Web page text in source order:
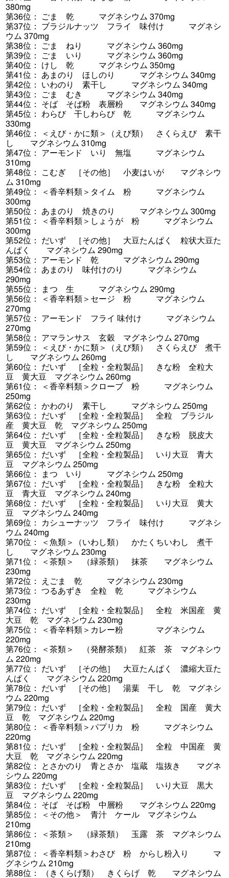
380mg
第36位： ごま 乾 マグネシウム 370mg
第37位： ブラジルナッツ フライ 味付け マグネシ
ウム 370mg
第38位： ごま ねり マグネシウム 360mg
第39位： ごま いり マグネシウム 360mg
第40位： けし 乾 マグネシウム 350mg
第41位： あまのり ほしのり マグネシウム 340mg
第42位： いわのり 素干し マグネシウム 340mg
第43位： ごま むき マグネシウム 340mg
第44位： そば そば粉 表層粉 マグネシウム 340mg
第45位： わらび 干しわらび 乾 マグネシウム
330mg
第46位： ＜えび・かに類＞（えび類） さくらえび 素干
し マグネシウム 310mg
第47位： アーモンド いり 無塩 マグネシウム
310mg
第48位： こむぎ ［その他］ 小麦はいが マグネシウ
ム 310mg
第49位： ＜香辛料類＞タイム 粉 マグネシウム
300mg
第50位： あまのり 焼きのり マグネシウム 300mg
第51位： ＜香辛料類＞しょうが 粉 マグネシウム
300mg
第52位： だいず ［その他］ 大豆たんぱく 粒状大豆た
んぱく マグネシウム 290mg
第53位： アーモンド 乾 マグネシウム 290mg
第54位： あまのり 味付けのり マグネシウム
290mg
第55位： まつ 生 マグネシウム 290mg
第56位： ＜香辛料類＞セージ 粉 マグネシウム
270mg
第57位： アーモンド フライ 味付け マグネシウム
270mg
第58位： アマランサス 玄穀 マグネシウム 270mg
第59位： ＜えび・かに類＞（えび類） さくらえび 煮干
し マグネシウム 260mg
第60位： だいず ［全粒・全粒製品］ きな粉 全粒大
豆 黄大豆 マグネシウム 260mg
第61位： ＜香辛料類＞クローブ 粉 マグネシウム
250mg
第62位： かわのり 素干し マグネシウム 250mg
第63位： だいず ［全粒・全粒製品］ 全粒 ブラジル
産 黄大豆 乾 マグネシウム 250mg
第64位： だいず ［全粒・全粒製品］ きな粉 脱皮大
豆 黄大豆 マグネシウム 250mg
第65位： だいず ［全粒・全粒製品］ いり大豆 青大
豆 マグネシウム 250mg
第66位： まつ いり マグネシウム 250mg
第67位： だいず ［全粒・全粒製品］ きな粉 全粒大
豆 青大豆 マグネシウム 240mg
第68位： だいず ［全粒・全粒製品］ いり大豆 黄大
豆 マグネシウム 240mg
第69位： カシューナッツ フライ 味付け マグネシ
ウム 240mg
第70位： ＜魚類＞（いわし類） かたくちいわし 煮干
し マグネシウム 230mg
第71位： ＜茶類＞ （緑茶類） 抹茶 マグネシウム
230mg
第72位： えごま 乾 マグネシウム 230mg
第73位： つるあずき 全粒 乾 マグネシウム
230mg
第74位： だいず ［全粒・全粒製品］ 全粒 米国産 黄
大豆 乾 マグネシウム 230mg
第75位： ＜香辛料類＞カレー粉 マグネシウム
220mg
第76位： ＜茶類＞ （発酵茶類） 紅茶 茶 マグネシウ
ム 220mg
第77位： だいず ［その他］ 大豆たんぱく 濃縮大豆た
んぱく マグネシウム 220mg
第78位： だいず ［その他］ 湯葉 干し 乾 マグネシ
ウム 220mg
第79位： だいず ［全粒・全粒製品］ 全粒 国産 黄大
豆 乾 マグネシウム 220mg
第80位： ＜香辛料類＞パプリカ 粉 マグネシウム
220mg
第81位： だいず ［全粒・全粒製品］ 全粒 中国産 黄
大豆 乾 マグネシウム 220mg
第82位： とさかのり 青とさか 塩蔵 塩抜き マグネ
シウム 220mg
第83位： だいず ［全粒・全粒製品］ いり大豆 黒大
豆 マグネシウム 220mg
第84位： そば そば粉 中層粉 マグネシウム 220mg
第85位： ＜その他＞ 青汁 ケール マグネシウム
210mg
第86位： ＜茶類＞ （緑茶類） 玉露 茶 マグネシウム
210mg
第87位： ＜香辛料類＞わさび 粉 からし粉入り マ
グネシウム 210mg
第88位： （きくらげ類） きくらげ 乾 マグネシウム